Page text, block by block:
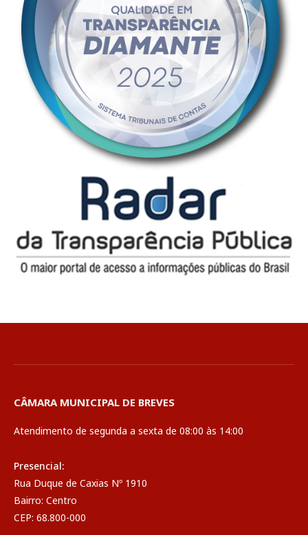
CÂMARA MUNICIPAL DE BREVES
Atendimento de segunda a sexta de 08:00 às 14:00
Presencial:
Rua Duque de Caxias Nº 1910
Bairro: Centro
CEP: 68.800-000